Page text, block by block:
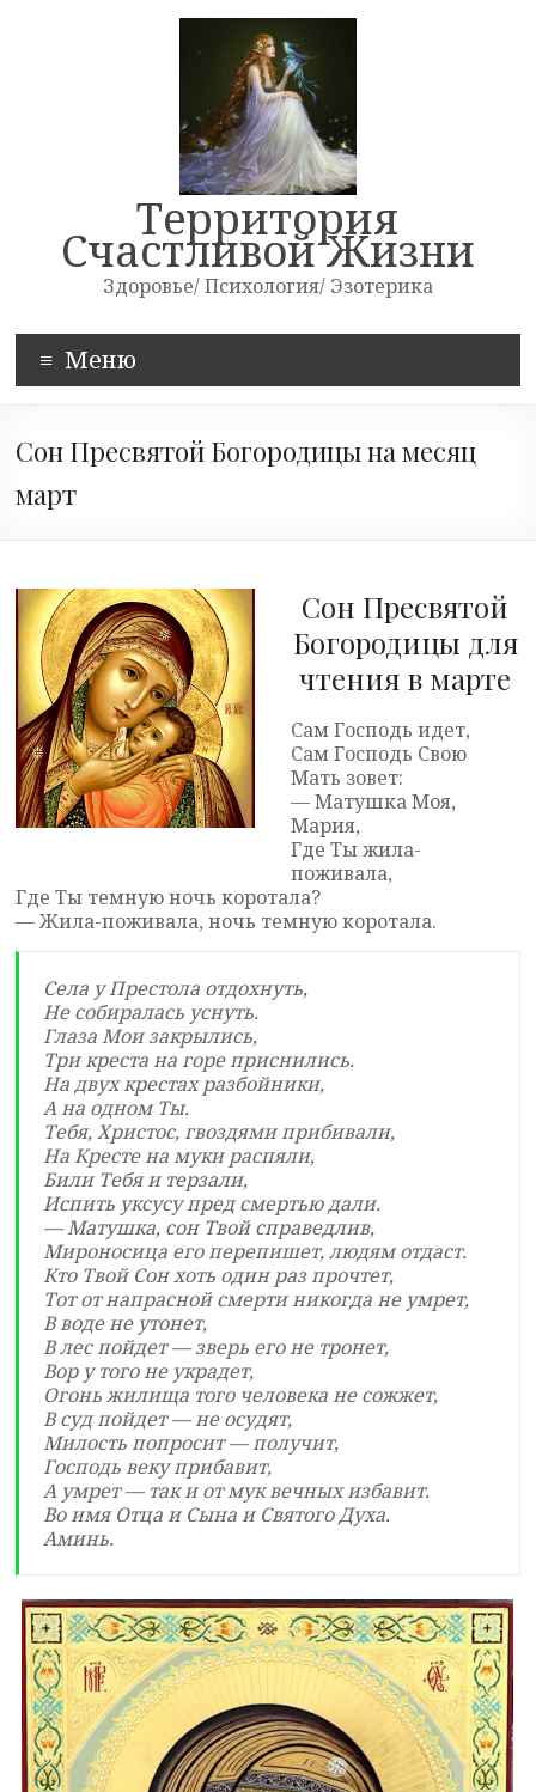
Территория
Счастливой Жизни
Здоровье/ Психология/ Эзотерика
Меню
Сон Пресвятой Богородицы на месяц
март
Сон Пресвятой
Богородицы для
чтения в марте
Сам Господь идет,
Сам Господь Свою
Мать зовет:
— Матушка Моя,
Мария,
Где Ты жила-
поживала,
Где Ты темную ночь коротала?
— Жила-поживала, ночь темную коротала.
Села у Престола отдохнуть,
Не собиралась уснуть.
Глаза Мои закрылись,
Три креста на горе приснились.
На двух крестах разбойники,
А на одном Ты.
Тебя, Христос, гвоздями прибивали,
На Кресте на муки распяли,
Били Тебя и терзали,
Испить уксусу пред смертью дали.
— Матушка, сон Твой справедлив,
Мироносица его перепишет, людям отдаст.
Кто Твой Сон хоть один раз прочтет,
Тот от напрасной смерти никогда не умрет,
В воде не утонет,
В лес пойдет — зверь его не тронет,
Вор у того не украдет,
Огонь жилища того человека не сожжет,
В суд пойдет — не осудят,
Милость попросит — получит,
Господь веку прибавит,
А умрет — так и от мук вечных избавит.
Во имя Отца и Сына и Святого Духа.
Аминь.